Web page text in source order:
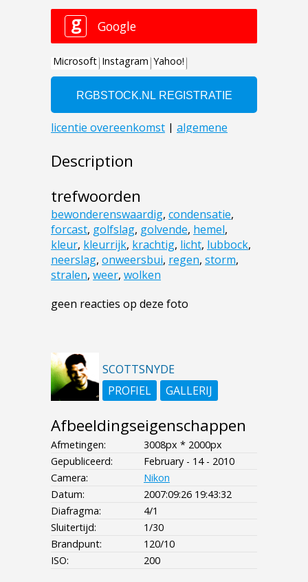
Description
trefwoorden
bewonderenswaardig, condensatie,
forcast, golfslag, golvende, hemel,
kleur, kleurrijk, krachtig, licht, lubbock,
neerslag, onweersbui, regen, storm,
stralen, weer, wolken
geen reacties op deze foto
SCOTTSNYDE
PROFIEL
GALLERIJ
Afbeeldingseigenschappen
Afmetingen:
3008px * 2000px
Gepubliceerd:
February - 14 - 2010
Camera:
Nikon
Datum:
2007:09:26 19:43:32
Diafragma:
4/1
Sluitertijd:
1/30
Brandpunt:
120/10
ISO:
200